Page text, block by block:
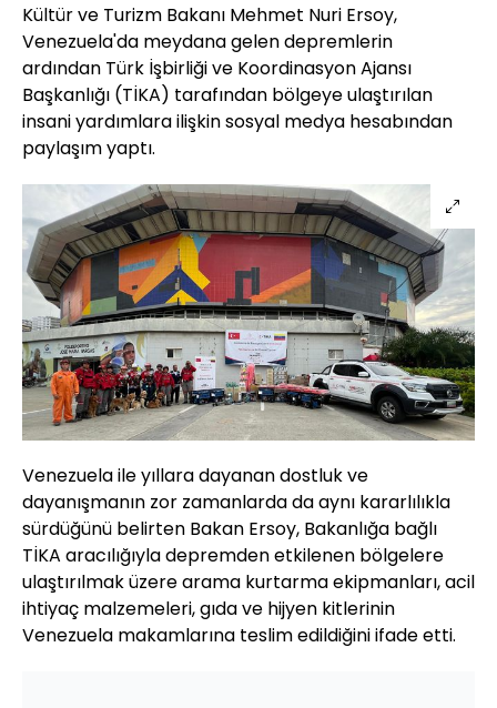
Kültür ve Turizm Bakanı Mehmet Nuri Ersoy,
Venezuela'da meydana gelen depremlerin
ardından Türk İşbirliği ve Koordinasyon Ajansı
Başkanlığı (TİKA) tarafından bölgeye ulaştırılan
insani yardımlara ilişkin sosyal medya hesabından
paylaşım yaptı.
Venezuela ile yıllara dayanan dostluk ve
dayanışmanın zor zamanlarda da aynı kararlılıkla
sürdüğünü belirten Bakan Ersoy, Bakanlığa bağlı
TİKA aracılığıyla depremden etkilenen bölgelere
ulaştırılmak üzere arama kurtarma ekipmanları, acil
ihtiyaç malzemeleri, gıda ve hijyen kitlerinin
Venezuela makamlarına teslim edildiğini ifade etti.